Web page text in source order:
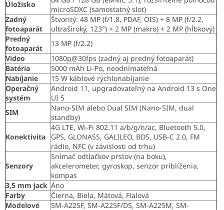
Úložisko
microSDXC (samostatný slot)
Zadný
fotoaparát
Štvoritý: 48 MP (f/1.8, PDAF, OIS) + 8 MP (f/2.2,
ultraširoký, 123°) + 2 MP (makro) + 2 MP (hĺbkový)
Predný
fotoaparát
13 MP (f/2.2)
Video
1080p@30fps (zadný aj predný fotoaparát)
Batéria
5000 mAh Li-Po, neodnímateľná
Nabíjanie
15 W káblové rýchlonabíjanie
Operačný
systém
Android 11, upgradovateľný na Android 13 s One
UI 5
SIM
Nano-SIM alebo Dual SIM (Nano-SIM, dual
standby)
Konektivita
4G LTE, Wi-Fi 802.11 a/b/g/n/ac, Bluetooth 5.0,
GPS, GLONASS, GALILEO, BDS, USB-C 2.0, FM
rádio, NFC (v závislosti od trhu)
Senzory
Snímač odtlačkov prstov (na boku),
akcelerometer, gyroskop, senzor priblíženia,
kompas
3,5 mm jack Áno
Farby
Čierna, Biela, Mätová, Fialová
Modelové
SM-A225F, SM-A225F/DS, SM-A225M, SM-